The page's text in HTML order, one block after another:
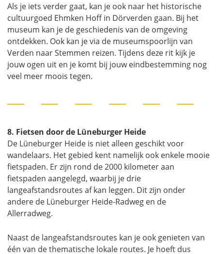
Als je iets verder gaat, kan je ook naar het historische
cultuurgoed Ehmken Hoff in Dörverden gaan. Bij het
museum kan je de geschiedenis van de omgeving
ontdekken. Ook kan je via de museumspoorlijn van
Verden naar Stemmen reizen. Tijdens deze rit kijk je
jouw ogen uit en je komt bij jouw eindbestemming nog
veel meer moois tegen.
8. Fietsen door de Lüneburger Heide
De Lüneburger Heide is niet alleen geschikt voor
wandelaars. Het gebied kent namelijk ook enkele mooie
fietspaden. Er zijn rond de 2000 kilometer aan
fietspaden aangelegd, waarbij je drie
langeafstandsroutes af kan leggen. Dit zijn onder
andere de Lüneburger Heide-Radweg en de
Allerradweg.
Naast de langeafstandsroutes kan je ook genieten van
één van de thematische lokale routes. Je hoeft dus